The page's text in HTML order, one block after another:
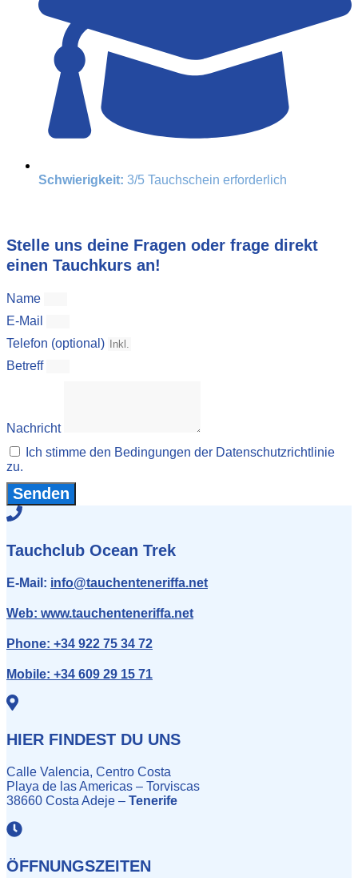
Schwierigkeit: 3/5 Tauchschein erforderlich
Stelle uns deine Fragen oder frage direkt
einen Tauchkurs an!
Name
E-Mail
Telefon (optional)
Betreff
Nachricht
Ich stimme den Bedingungen der Datenschutzrichtlinie
zu.
Senden
Tauchclub Ocean Trek
E-Mail: info@tauchenteneriffa.net
Web: www.tauchenteneriffa.net
Phone: +34 922 75 34 72
Mobile: +34 609 29 15 71
HIER FINDEST DU UNS
Calle Valencia, Centro Costa
Playa de las Americas – Torviscas
38660 Costa Adeje – Tenerife
ÖFFNUNGSZEITEN